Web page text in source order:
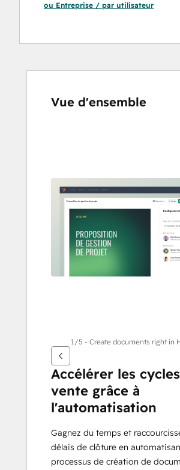
ou Entreprise / par utilisateur
Vue d'ensemble
pour
éléments
1/5 - Create documents right in
Accélérer les
vente grâce à
l'automatisation
Gagnez du temps et
délais de clôture en
processus de création de